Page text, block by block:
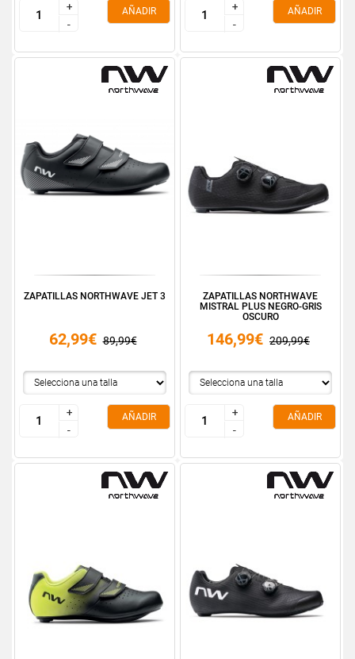
+
-
+
-
AÑADIR
+
-
+
-
AÑADIR
ZAPATILLAS NORTHWAVE JET 3
62,99€ 89,99€
+
-
+
-
AÑADIR
ZAPATILLAS NORTHWAVE
MISTRAL PLUS NEGRO-GRIS
OSCURO
146,99€ 209,99€
+
-
+
-
AÑADIR